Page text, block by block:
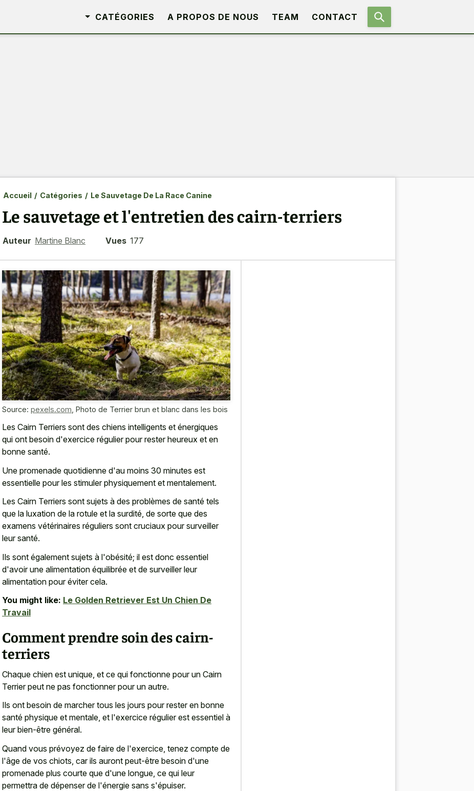
CATÉGORIES A PROPOS DE NOUS TEAM CONTACT
Accueil / Catégories / Le Sauvetage De La Race Canine
Le sauvetage et l'entretien des cairn-terriers
Auteur Martine Blanc Vues 177
Source: pexels.com Photo de Terrier brun et blanc dans les bois
Les Cairn Terriers sont des chiens intelligents et énergiques
qui ont besoin d'exercice régulier pour rester heureux et en
bonne santé.
Une promenade quotidienne d'au moins 30 minutes est
essentielle pour les stimuler physiquement et mentalement.
Les Cairn Terriers sont sujets à des problèmes de santé tels
que la luxation de la rotule et la surdité, de sorte que des
examens vétérinaires réguliers sont cruciaux pour surveiller
leur santé.
Ils sont également sujets à l'obésité; il est donc essentiel
d'avoir une alimentation équilibrée et de surveiller leur
alimentation pour éviter cela.
You might like: Le Golden Retriever Est Un Chien De
Travail
Comment prendre soin des cairn-
terriers
Chaque chien est unique, et ce qui fonctionne pour un Cairn
Terrier peut ne pas fonctionner pour un autre.
Ils ont besoin de marcher tous les jours pour rester en bonne
santé physique et mentale, et l'exercice régulier est essentiel à
leur bien-être général.
Quand vous prévoyez de faire de l'exercice, tenez compte de
l'âge de vos chiots, car ils auront peut-être besoin d'une
promenade plus courte que d'une longue, ce qui leur
permettra de dépenser de l'énergie sans s'épuiser.